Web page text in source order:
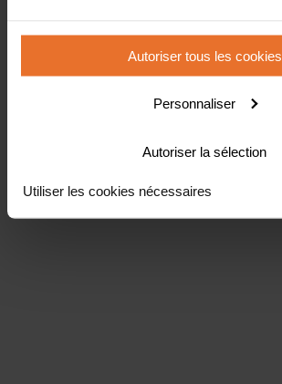
Autoriser tous les cookies
Personnaliser
Autoriser la sélection
Utiliser les cookies nécessaires